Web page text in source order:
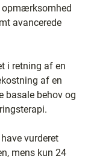
opmærksomhed
avancerede
i retning af en
af en
basale behov og
vurderet
mens kun 24